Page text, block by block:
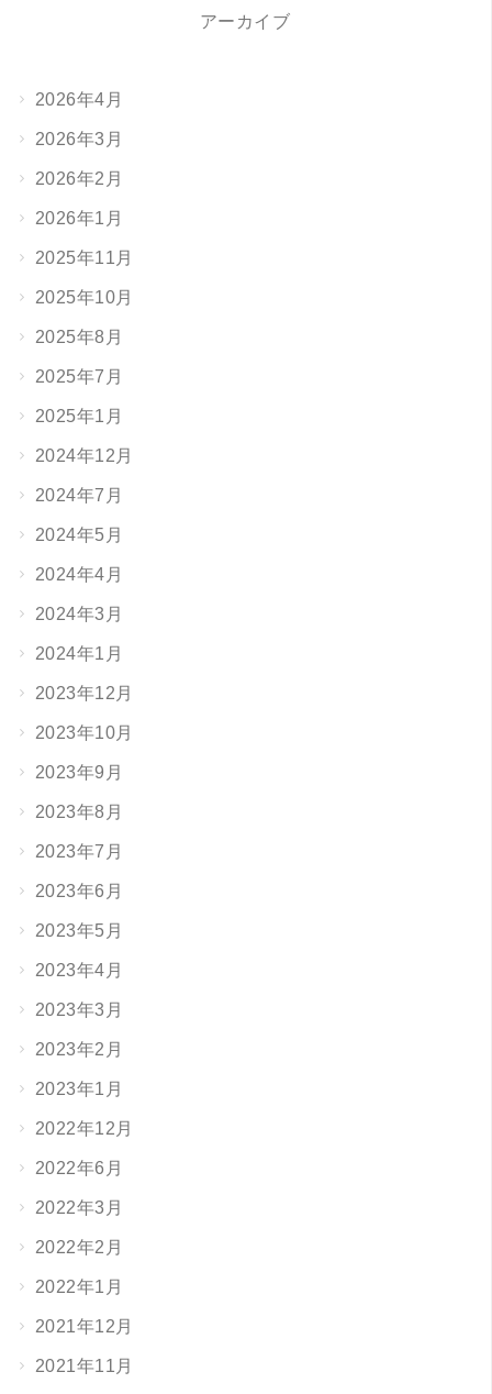
アーカイブ
2026年4月
2026年3月
2026年2月
2026年1月
2025年11月
2025年10月
2025年8月
2025年7月
2025年1月
2024年12月
2024年7月
2024年5月
2024年4月
2024年3月
2024年1月
2023年12月
2023年10月
2023年9月
2023年8月
2023年7月
2023年6月
2023年5月
2023年4月
2023年3月
2023年2月
2023年1月
2022年12月
2022年6月
2022年3月
2022年2月
2022年1月
2021年12月
2021年11月